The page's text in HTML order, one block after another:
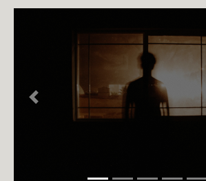
Previous